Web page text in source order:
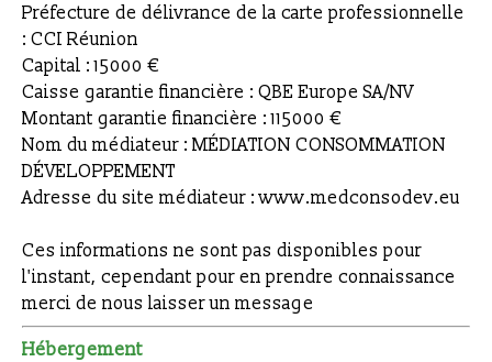
Préfecture de délivrance de la carte professionnelle
: CCI Réunion
Capital : 15000 €
Caisse garantie financière : QBE Europe SA/NV
Montant garantie financière : 115000 €
Nom du médiateur : MÉDIATION CONSOMMATION
DÉVELOPPEMENT
Adresse du site médiateur : www.medconsodev.eu
Ces informations ne sont pas disponibles pour
l'instant, cependant pour en prendre connaissance
merci de nous laisser un message
Hébergement